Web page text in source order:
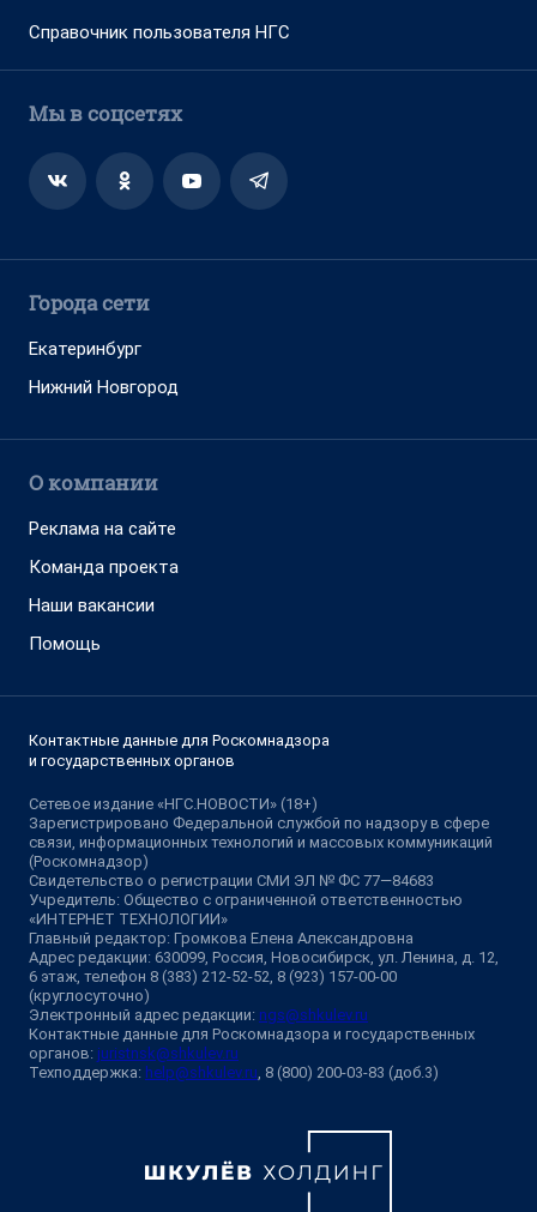
Справочник пользователя НГС
Мы в соцсетях
Города сети
Екатеринбург
Нижний Новгород
О компании
Реклама на сайте
Команда проекта
Наши вакансии
Помощь
Контактные данные для Роскомнадзора
и государственных органов
Сетевое издание «НГС.НОВОСТИ» (18+)
Зарегистрировано Федеральной службой по надзору в сфере
связи, информационных технологий и массовых коммуникаций
(Роскомнадзор)
Свидетельство о регистрации СМИ ЭЛ № ФС 77—84683
Учредитель: Общество с ограниченной ответственностью
«ИНТЕРНЕТ ТЕХНОЛОГИИ»
Главный редактор: Громкова Елена Александровна
Адрес редакции: 630099, Россия, Новосибирск, ул. Ленина, д. 12,
6 этаж, телефон 8 (383) 212-52-52, 8 (923) 157-00-00
(круглосуточно)
Электронный адрес редакции: ngs@shkulev.ru
Контактные данные для Роскомнадзора и государственных
органов: juristnsk@shkulev.ru
Техподдержка: help@shkulev.ru, 8 (800) 200-03-83 (доб.3)